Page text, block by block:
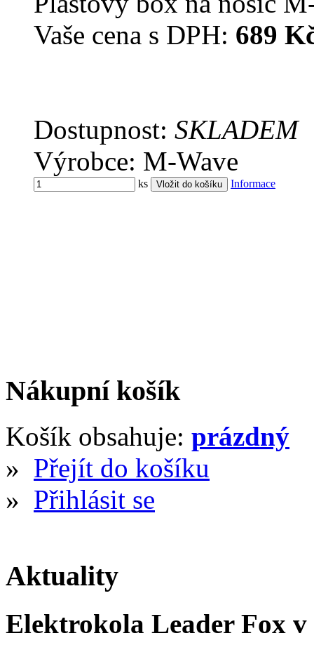
Vaše cena s DPH: 689
Dostupnost: SKLADEM
Výrobce: M-Wave
ks Informace
Nákupní košík
Košík obsahuje: prázdný
» Přejít do košíku
» Přihlásit se
Aktuality
Elektrokola Leader Fox